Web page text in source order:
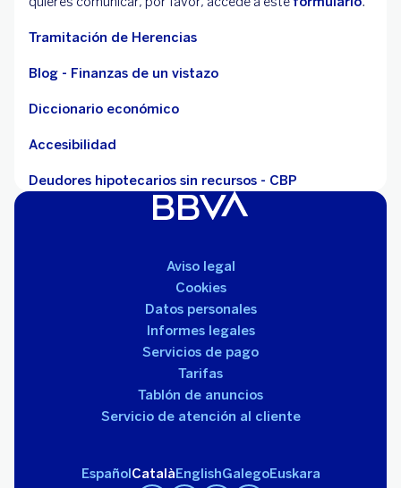
Tramitación de Herencias
Blog - Finanzas de un vistazo
Diccionario económico
Accesibilidad
Deudores hipotecarios sin recursos - CBP
Aviso legal
Cookies
Datos personales
Informes legales
Servicios de pago
Tarifas
Tablón de anuncios
Servicio de atención al cliente
Español CatalàEnglishGalegoEuskara